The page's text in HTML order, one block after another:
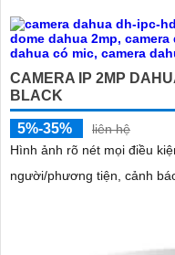
CAMERA IP 2MP
BLACK
5%-35%
liên hệ
Hình ảnh rõ nét mọi điều
người/phương tiện, cảnh